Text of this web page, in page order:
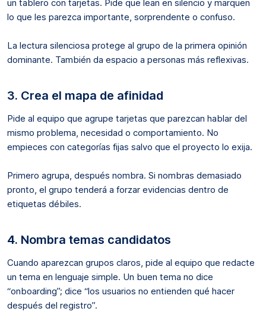
un tablero con tarjetas. Pide que lean en silencio y marquen
lo que les parezca importante, sorprendente o confuso.
La lectura silenciosa protege al grupo de la primera opinión
dominante. También da espacio a personas más reflexivas.
3. Crea el mapa de afinidad
Pide al equipo que agrupe tarjetas que parezcan hablar del
mismo problema, necesidad o comportamiento. No
empieces con categorías fijas salvo que el proyecto lo exija.
Primero agrupa, después nombra. Si nombras demasiado
pronto, el grupo tenderá a forzar evidencias dentro de
etiquetas débiles.
4. Nombra temas candidatos
Cuando aparezcan grupos claros, pide al equipo que redacte
un tema en lenguaje simple. Un buen tema no dice
“onboarding”; dice “los usuarios no entienden qué hacer
después del registro”.